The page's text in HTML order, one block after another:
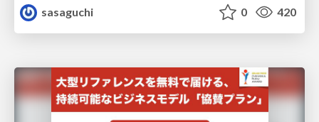
sasaguchi
0 420